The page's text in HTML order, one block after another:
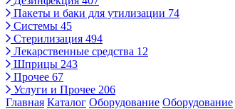
Пакеты и баки для утилизации 74
Системы 45
Стерилизация 494
Лекарственные средства 12
Шприцы 243
Прочее 67
Услуги и Прочее 206
Главная Каталог Оборудование Оборудование